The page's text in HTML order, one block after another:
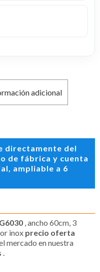
adicional
directamente del
de fábrica y cuenta
ampliable a 6
, ancho 60cm, 3
inox precio oferta
mercado en nuestra
.